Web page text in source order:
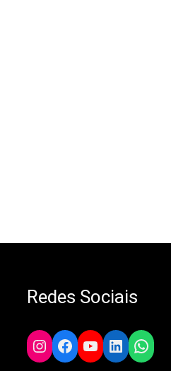
Redes Sociais
Instagram
Facebook
YouTube
LinkedIn